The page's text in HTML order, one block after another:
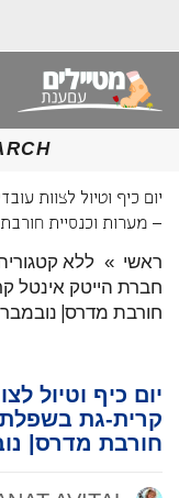
יום כיף וטיול לצוות
– מערות וכנסיית חורבת
ראשי » ללא
חברת הייטק אינטל
חורבת מדרס| נובמבר 2022
יום כיף וטיול
קרית-גת בשפלת
חורבת מדרס|